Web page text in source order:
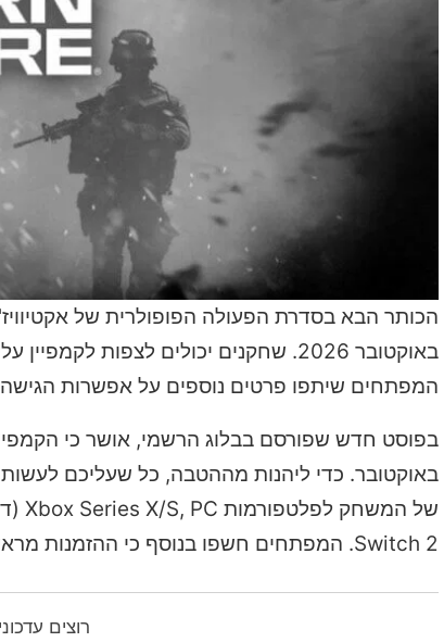
באוקטובר 2026. שחקנים יכולים
המפתחים שיתפו פרטים נוספים על אפשרות
Switch 2. המפתחים חשפו בנוסף כי ההזמנות מראש ל-Switch 2 ייפתחו בהמשך השנה.
רוצים